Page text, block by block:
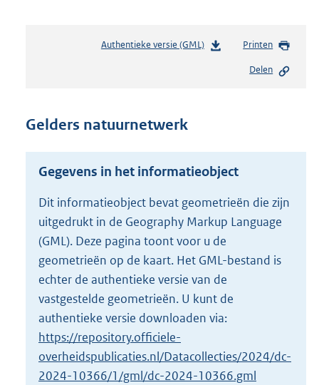
Authentieke versie (GML)b
s
r
o
t
t
e
2
1
,
b
Printen
Delen
Gelders natuurnetwerk
Gegevens in het informatieobject
Dit informatieobject bevat geometrieën die zijn
uitgedrukt in de Geography Markup Language
(GML). Deze pagina toont voor u de
geometrieën op de kaart. Het GML-bestand is
echter de authentieke versie van de
vastgestelde geometrieën. U kunt de
authentieke versie downloaden via:
https://repository.officiele-
overheidspublicaties.nl/Datacollecties/2024/dc-
2024-10366/1/gml/dc-2024-10366.gml